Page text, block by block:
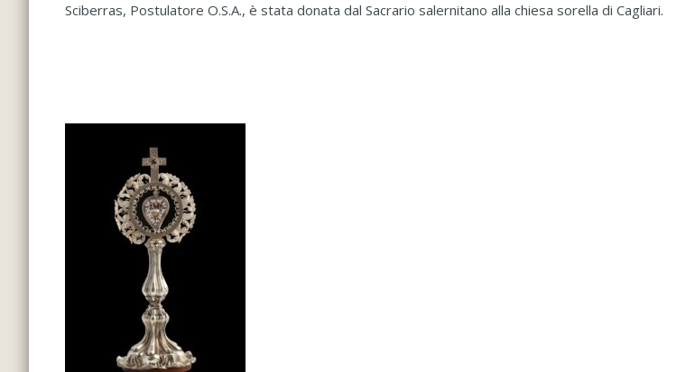
Sciberras, Postulatore O.S.A., è stata donata dal Sacrario salernitano alla chiesa sorella di Cagliari.